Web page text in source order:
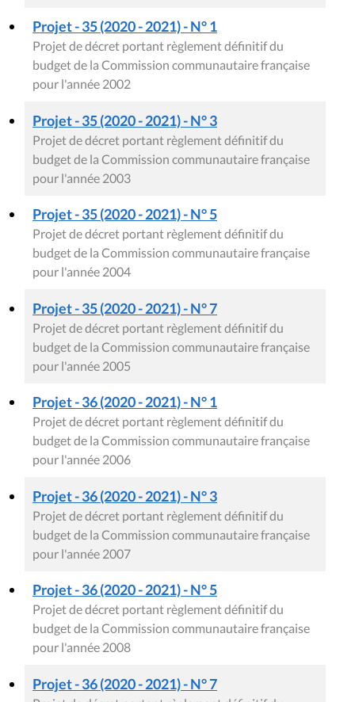
Projet - 35 (2020 - 2021) - N° 1
Projet de décret portant règlement définitif du
budget de la Commission communautaire française
pour l'année 2002
Projet - 35 (2020 - 2021) - N° 3
Projet de décret portant règlement définitif du
budget de la Commission communautaire française
pour l'année 2003
Projet - 35 (2020 - 2021) - N° 5
Projet de décret portant règlement définitif du
budget de la Commission communautaire française
pour l'année 2004
Projet - 35 (2020 - 2021) - N° 7
Projet de décret portant règlement définitif du
budget de la Commission communautaire française
pour l'année 2005
Projet - 36 (2020 - 2021) - N° 1
Projet de décret portant règlement définitif du
budget de la Commission communautaire française
pour l'année 2006
Projet - 36 (2020 - 2021) - N° 3
Projet de décret portant règlement définitif du
budget de la Commission communautaire française
pour l'année 2007
Projet - 36 (2020 - 2021) - N° 5
Projet de décret portant règlement définitif du
budget de la Commission communautaire française
pour l'année 2008
Projet - 36 (2020 - 2021) - N° 7